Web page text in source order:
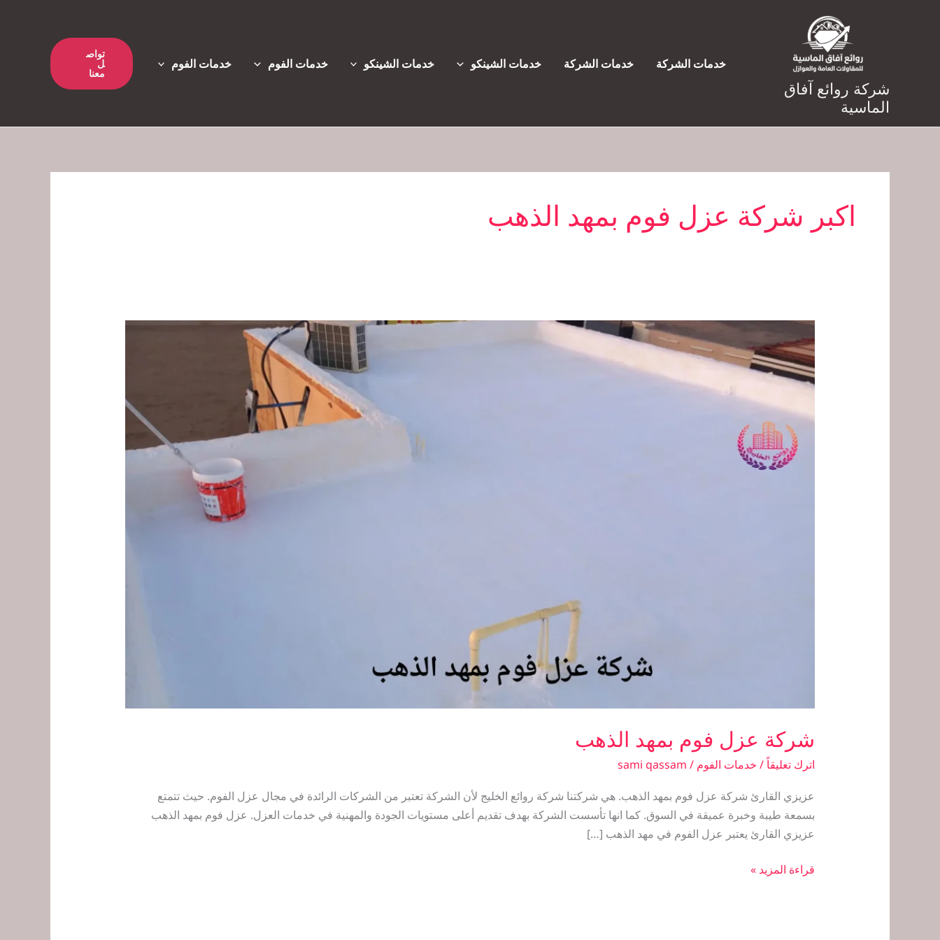
شركة روائع آفاق
الماسية
خدمات الشركة خدمات الشركة خدمات الشينكو خدمات الشينكو خدمات الفوم خدمات الفوم
تواص
ل
معنا
اكبر شركة عزل فوم بمهد الذهب
شركة عزل فوم بمهد الذهب
اترك تعليقاً/ خدمات الفوم /
sami qassam
عزيزي القارئ شركة عزل فوم بمهد الذهب. هي شركتنا شركة روائع الخليج لأن الشركة تعتبر من الشركات الرائدة في مجال عزل الفوم. حيث تتمتع
بسمعة طيبة وخبرة عميقة في السوق. كما انها تأسست الشركة بهدف تقديم أعلى مستويات الجودة والمهنية في خدمات العزل. عزل فوم بمهد الذهب
عزيزي القارئ يعتبر عزل الفوم في مهد الذهب […]
شركة
عزل
فوم
بمهد
قراءة المزيد »